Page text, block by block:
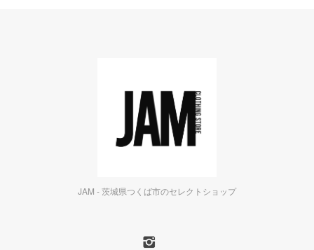
JAM - 茨城県つくば市のセレクトショップ